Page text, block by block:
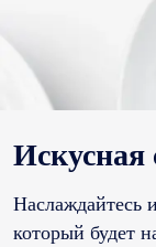
Искусная
Наслаждайтесь
который будет